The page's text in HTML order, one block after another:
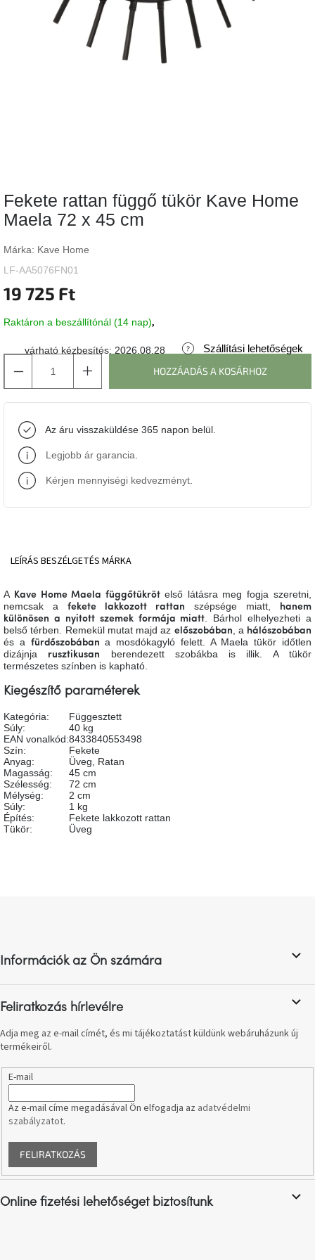
Vizsgálati
kategória
gyűjtemény
Home
gyűjtemény
Richmond
gyűjtemény
line
Tenzo
Ame
Yens
Szezonális
Trendek
2022
Bohém
stílusú
belső
tér
stílus
Tervezés
Valentin-
nap
Szent
Patrik
Belső
A
tűz
ülve
belső
tér
Woodman
napja
Egy
amely
szórakoztat!
Fekete rattan függő tükör Kave Home
Maela 72 x 45 cm
Márka: Kave Home
LF-AA5076FN01
19 725 Ft
Raktáron a beszállítónál (14 nap)
várható kézbesítés: 2026.08.28
Szállítási lehetőségek
HOZZÁADÁS A KOSÁRHOZ
Az áru visszaküldése 365 napon belül.
Legjobb ár garancia
Kérjen mennyiségi kedvezményt
LEÍRÁS BESZÉLGETÉS MÁRKA
A Kave Home Maela függőtükröt első látásra meg fogja szeretni,
nemcsak a fekete lakkozott rattan szépsége miatt,
hanem
különösen a nyitott szemek formája miatt . Bárhol elhelyezheti a
belső térben. Remekül mutat majd az előszobában , a hálószobában
és a fürdőszobában a mosdókagyló felett. A Maela tükör időtlen
dizájnja rusztikusan
berendezett szobákba is illik. A tükör
természetes színben is kapható.
Kiegészítő paraméterek
Kategória:
Függesztett
Súly:
40 kg
EAN vonalkód:8433840553498
Szín:
Fekete
Anyag: Üveg
Ratan
Magasság:
45 cm
Szélesség:
72 cm
Mélység:
2 cm
Súly:
1 kg
Építés:
Fekete lakkozott rattan
Tükör: Üveg
éInformációk az Ön számára
Feliratkozás hírlevélre
Adja meg az e-mail címét, és mi tájékoztatást küldünk webáruházunk új
termékeiről.
E-mail
Az e-mail címe megadásával Ön elfogadja az adatvédelmi
szabályzatot.
FELIRATKOZÁS
Online fizetési lehetőséget biztosítunk